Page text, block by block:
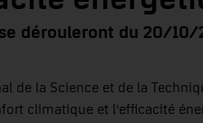
dérouleront du 20/
de la Science et de la
climatique et l’efficacité